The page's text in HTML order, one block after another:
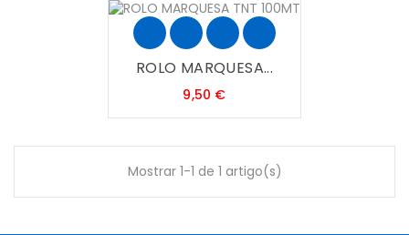
ROLO MARQUESA...
9,50 €Preço
Mostrar 1-1 de 1 artigo(s)